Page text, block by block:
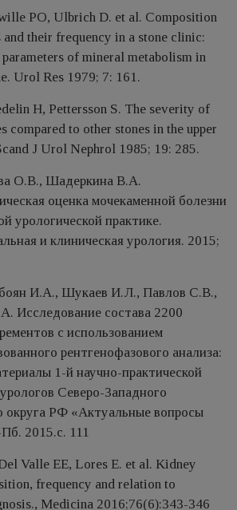
PO, Ulbrich D. et al. Composition
and their frequency in a stone clinic:
of mineral metabolism in
Urol Res 1979; 7: 161.
H, Pettersson S. The severity of
compared to other stones in the upper
J Urol Nephrol 1985; 19: 285.
О.В., Шадеркина В.А.
оценка мочекаменной болезни
урологической практике.
и клиническая урология. 2015;
И.А., Шукаев И.Л., Павлов С.В.,
Исследование состава 2200
с использованием
рентгенофазового анализа:
1-й научно-практической
Северо-Западного
округа РФ «Актуальные вопросы
2015.с. 111
Valle EE, Lores E. et al. Kidney
frequency and relation to
Medicina 2016;76(6):343-346